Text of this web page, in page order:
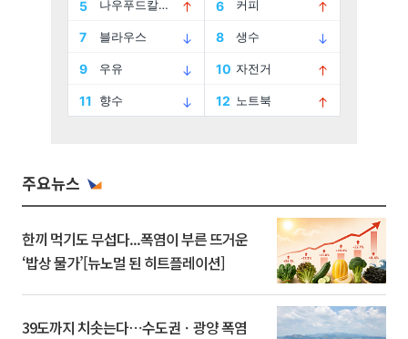
주요뉴스
한끼 먹기도 무섭다...폭염이 부른 뜨거운
‘밥상 물가’[뉴노멀 된 히트플레이션]
39도까지 치솟는다⋯수도권ㆍ광양 폭염